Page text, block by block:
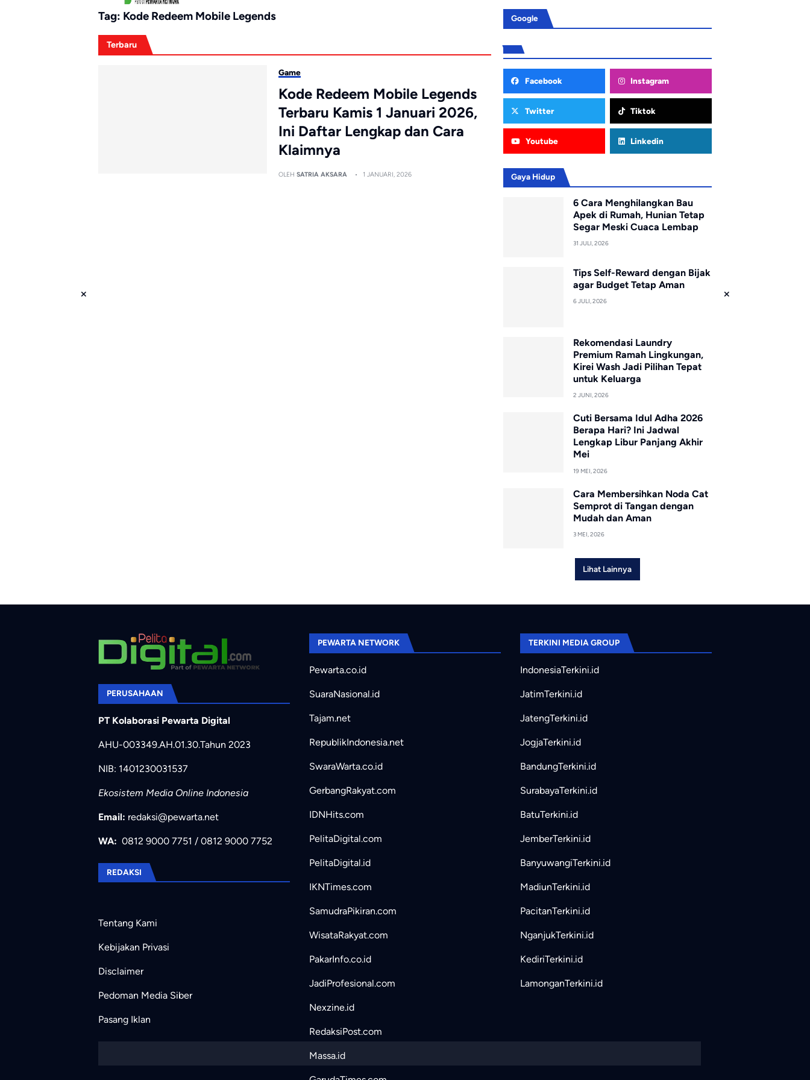
Tag: Kode Redeem Mobile Legends
Terbaru
Game
Kode Redeem Mobile Legends
Terbaru Kamis 1 Januari 2026,
Ini Daftar Lengkap dan Cara
Klaimnya
OLEHSATRIA AKSARA 1 JANUARI, 2026
Google
Facebook Instagram
Twitter Tiktok
Youtube Linkedin
Gaya Hidup
6 Cara Menghilangkan Bau
Apek di Rumah, Hunian Tetap
Segar Meski Cuaca Lembap
31 JULI, 2026
Tips Self-Reward dengan Bijak
agar Budget Tetap Aman
6 JULI, 2026
Rekomendasi Laundry
Premium Ramah Lingkungan,
Kirei Wash Jadi Pilihan Tepat
untuk Keluarga
2 JUNI, 2026
Cuti Bersama Idul Adha 2026
Berapa Hari? Ini Jadwal
Lengkap Libur Panjang Akhir
Mei
19 MEI, 2026
Cara Membersihkan Noda Cat
Semprot di Tangan dengan
Mudah dan Aman
3 MEI, 2026
Lihat Lainnya
PERUSAHAAN
PT Kolaborasi Pewarta Digital
AHU-003349.AH.01.30.Tahun 2023
NIB: 1401230031537
Ekosistem Media Online Indonesia
Email: redaksi@pewarta.net
WA: 0812 9000 7751 / 0812 9000 7752
REDAKSI
Tentang Kami
Kebijakan Privasi
Disclaimer
Pedoman Media Siber
Pasang Iklan
PEWARTA NETWORK
Pewarta.co.id
SuaraNasional.id
Tajam.net
RepublikIndonesia.net
SwaraWarta.co.id
GerbangRakyat.com
IDNHits.com
PelitaDigital.com
PelitaDigital.id
IKNTimes.com
SamudraPikiran.com
WisataRakyat.com
PakarInfo.co.id
JadiProfesional.com
Nexzine.id
RedaksiPost.com
Massa.id
TERKINI MEDIA GROUP
IndonesiaTerkini.id
JatimTerkini.id
JatengTerkini.id
JogjaTerkini.id
BandungTerkini.id
SurabayaTerkini.id
BatuTerkini.id
JemberTerkini.id
BanyuwangiTerkini.id
MadiunTerkini.id
PacitanTerkini.id
NganjukTerkini.id
KediriTerkini.id
LamonganTerkini.id